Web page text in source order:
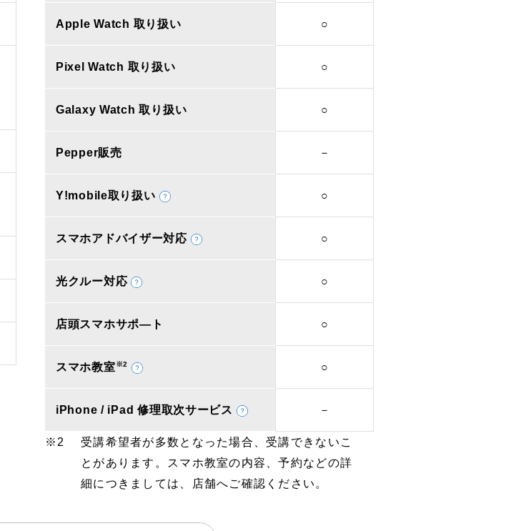
Apple Watch 取り扱い ○
Pixel Watch 取り扱い ○
Galaxy Watch 取り扱い ○
Pepper販売 －
Y!mobile取り扱い ○
スマホアドバイザー対応 ○
光クルー対応 ○
店頭スマホサポ―ト ○
スマホ教室※2 ○
iPhone / iPad 修理取次サービス －
受講希望者が多数となった場合、受講できないこ
とがあります。スマホ教室の内容、予約などの詳
細につきましては、店舗へご確認ください。